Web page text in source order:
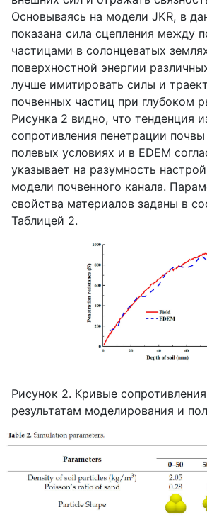
Основываясь на модели JKR, в
показана сила сцепления между
частицами в солонцеватых
поверхностной энергии
лучше имитировать силы и
почвенных частиц при глубоком
Рисунка 2 видно, что тенденция
сопротивления пенетрации
полевых условиях и в EDEM
указывает на разумность
модели почвенного канала.
свойства материалов заданы в
Таблицей 2.
Рисунок 2. Кривые
результатам моделирования и